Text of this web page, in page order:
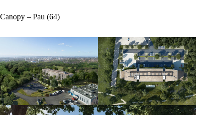
Canopy – Pau (64)